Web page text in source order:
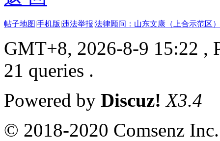
帖子地图|手机版|违法举报|法律顾问：山东文康（上合示范区
GMT+8, 2026-8-9 15:22 ,
21 queries .
Powered by Discuz! X3.4
© 2018-2020 Comsenz Inc.